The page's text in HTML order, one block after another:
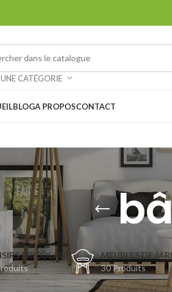
CATÉGORIE
BLOGA PROPOSCONTACT
BRICOLAGE
MEUBLES DE
30 Produits